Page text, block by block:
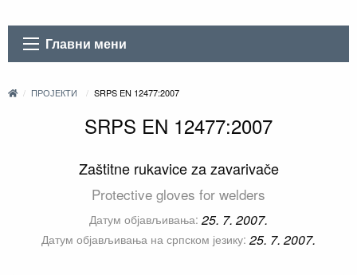
Главни мени
ПРОЈЕКТИ SRPS EN 12477:2007
SRPS EN 12477:2007
Zaštitne rukavice za zavarivače
Protective gloves for welders
Датум објављивања: 25. 7. 2007.
Датум објављивања на српском језику: 25. 7. 2007.